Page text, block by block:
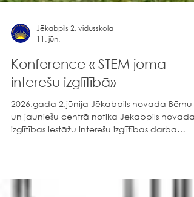
11. jūn.
Konference « STEM joma
interešu izglītībā»
2026.gada 2.jūnijā Jēkabpils novada Bērnu
un jauniešu centrā notika Jēkabpils novada
konference STEM jomā, ko organizēja
Konferences tika organizēta ar mērķi apzināt